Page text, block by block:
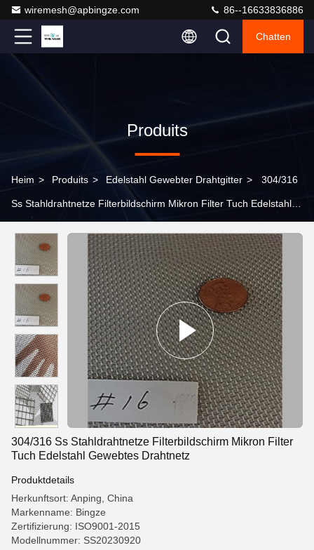
wiremesh@apbingze.com 86--16633836886
Chatten
Produits
Heim > Produits > Edelstahl Gewebter Drahtgitter > 304/316
Ss Stahldrahtnetze Filterbildschirm Mikron Filter Tuch Edelstahl
304/316 Ss Stahldrahtnetze Filterbildschirm Mikron Filter
Tuch Edelstahl Gewebtes Drahtnetz
Produktdetails
Herkunftsort: Anping, China
Markenname: Bingze
Zertifizierung: ISO9001-2015
Modellnummer: SS20230920